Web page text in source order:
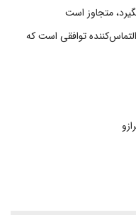
متجاوز است
توافقی است که